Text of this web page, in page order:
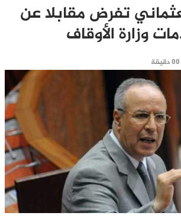
تفرض مقابلا عن
وزارة الأوقاف